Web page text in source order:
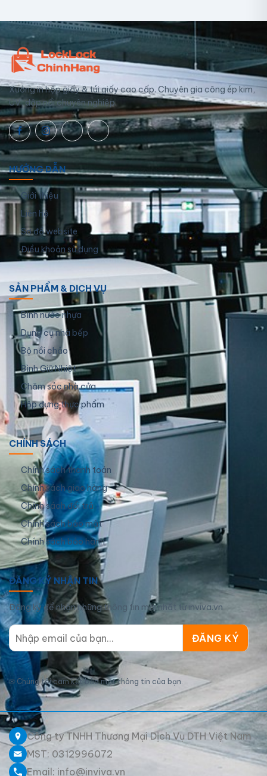
Xưởng in hộp giấy & túi giấy cao cấp. Chuyên gia công ép kim,
UV, dập nổi chuyên nghiệp.
HƯỚNG DẪN
Giới thiệu
Liên hệ
Sơ đồ website
Điều khoản sử dụng
SẢN PHẨM & DỊCH VỤ
Bình nước nhựa
Dụng cụ nhà bếp
Bộ nồi chảo
Bình Giữ Nhiệt
Chăm sóc nhà cửa
Hộp đựng thực phẩm
CHÍNH SÁCH
Chính sách thanh toán
Chính sách giao hàng
Chính sách đổi trả
Chính sách bảo mật
Chính sách bảo hành
ĐĂNG KÝ NHẬN TIN
Đăng ký để nhận những thông tin mới nhất từ inviva.vn
✉ Chúng tôi cam kết bảo mật thông tin của bạn.
Công ty TNHH Thương Mại Dịch Vụ DTH Việt Nam
MST: 0312996072
Email: info@inviva.vn